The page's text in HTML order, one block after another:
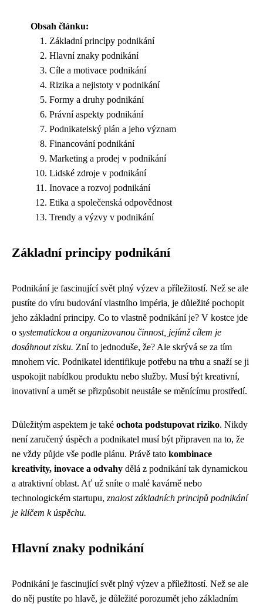
Obsah článku:
Základní principy podnikání
Hlavní znaky podnikání
Cíle a motivace podnikání
Rizika a nejistoty v podnikání
Formy a druhy podnikání
Právní aspekty podnikání
Podnikatelský plán a jeho význam
Financování podnikání
Marketing a prodej v podnikání
Lidské zdroje v podnikání
Inovace a rozvoj podnikání
Etika a společenská odpovědnost
Trendy a výzvy v podnikání
Základní principy podnikání
Podnikání je fascinující svět plný výzev a příležitostí. Než se ale
pustíte do víru budování vlastního impéria, je důležité pochopit
jeho základní principy. Co to vlastně podnikání je? V kostce jde
o systematickou a organizovanou činnost, jejímž cílem je
dosáhnout zisku. Zní to jednoduše, že? Ale skrývá se za tím
mnohem víc. Podnikatel identifikuje potřebu na trhu a snaží se ji
uspokojit nabídkou produktu nebo služby. Musí být kreativní,
inovativní a umět se přizpůsobit neustále se měnícímu prostředí.
Důležitým aspektem je také ochota podstupovat riziko. Nikdy
není zaručený úspěch a podnikatel musí být připraven na to, že
ne vždy půjde vše podle plánu. Právě tato kombinace
kreativity, inovace a odvahy dělá z podnikání tak dynamickou
a atraktivní oblast. Ať už sníte o malé kavárně nebo
technologickém startupu, znalost základních principů podnikání
je klíčem k úspěchu.
Hlavní znaky podnikání
Podnikání je fascinující svět plný výzev a příležitostí. Než se ale
do něj pustíte po hlavě, je důležité porozumět jeho základním